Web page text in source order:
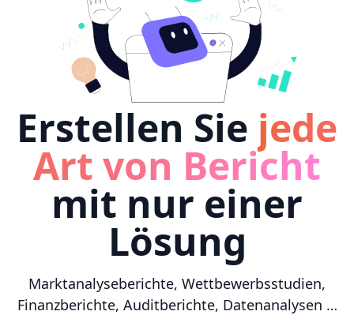
Erstellen Sie jede
Art von Bericht
mit nur einer
Lösung
Marktanalyseberichte, Wettbewerbsstudien,
Finanzberichte, Auditberichte, Datenanalysen …